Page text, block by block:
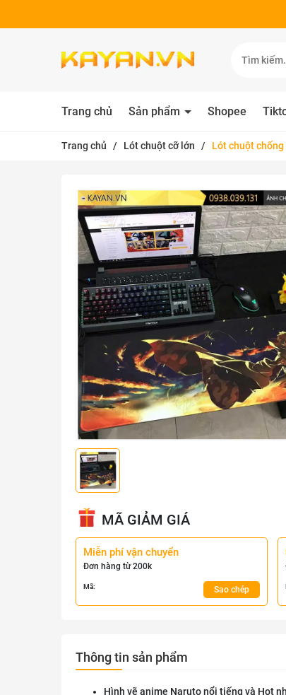
Trang chủ Sản phẩm Shopee
Trang chủ / Lót chuột cỡ lớn / Lót chuột
MÃ GIẢM GIÁ
Miễn phí vận chuyển
Đơn hàng từ 200k
Mã: Sao chép
Thông tin sản phẩm
Hình vẽ anime Naruto nổi tiếng và Hot